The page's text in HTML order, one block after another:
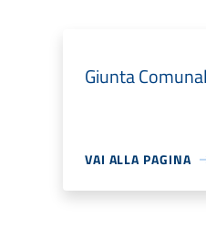
Giunta
VAI ALLA PAGINA